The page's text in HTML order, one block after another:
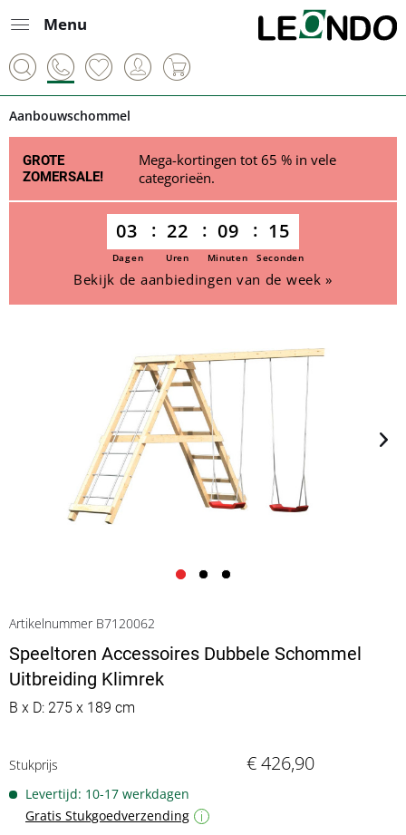
Menu
Aanbouwschommel
GROTE
ZOMERSALE!
Mega-kortingen tot 65 % in vele
categorieën.
03 22 09 15
Dagen Uren Minuten Seconden
Bekijk de aanbiedingen van de week »
Artikelnummer B7120062
Speeltoren Accessoires Dubbele Schommel
Uitbreiding Klimrek
B x D: 275 x 189 cm
Stukprijs € 426,90
Levertijd: 10-17 werkdagen
Gratis Stukgoedverzending
i